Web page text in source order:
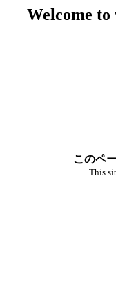
Welcome to
このペ
This